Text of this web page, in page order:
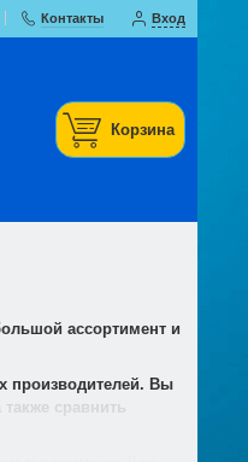
Контакты Вход
Корзина
ассортимент и
производителей. Вы
сравнить